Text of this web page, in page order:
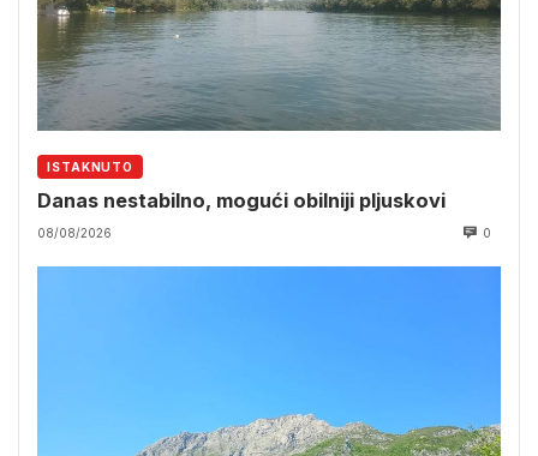
ISTAKNUTO
Danas nestabilno, mogući obilniji pljuskovi
08/08/2026 0